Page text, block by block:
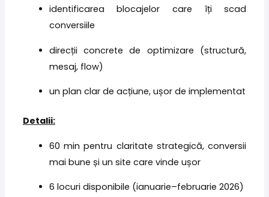
identificarea blocajelor care îți scad
conversiile
direcții concrete de optimizare (structură,
mesaj, flow)
un plan clar de acțiune, ușor de implementat
Detalii:
60 min pentru claritate strategică, conversii
mai bune și un site care vinde ușor
6 locuri disponibile (ianuarie–februarie 2026)